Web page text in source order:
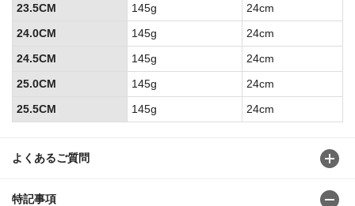
よくあるご質問
特記事項
23.5CM
145g
24cm
24.0CM
145g
24cm
24.5CM
145g
24cm
25.0CM
145g
24cm
25.5CM
145g 24cm